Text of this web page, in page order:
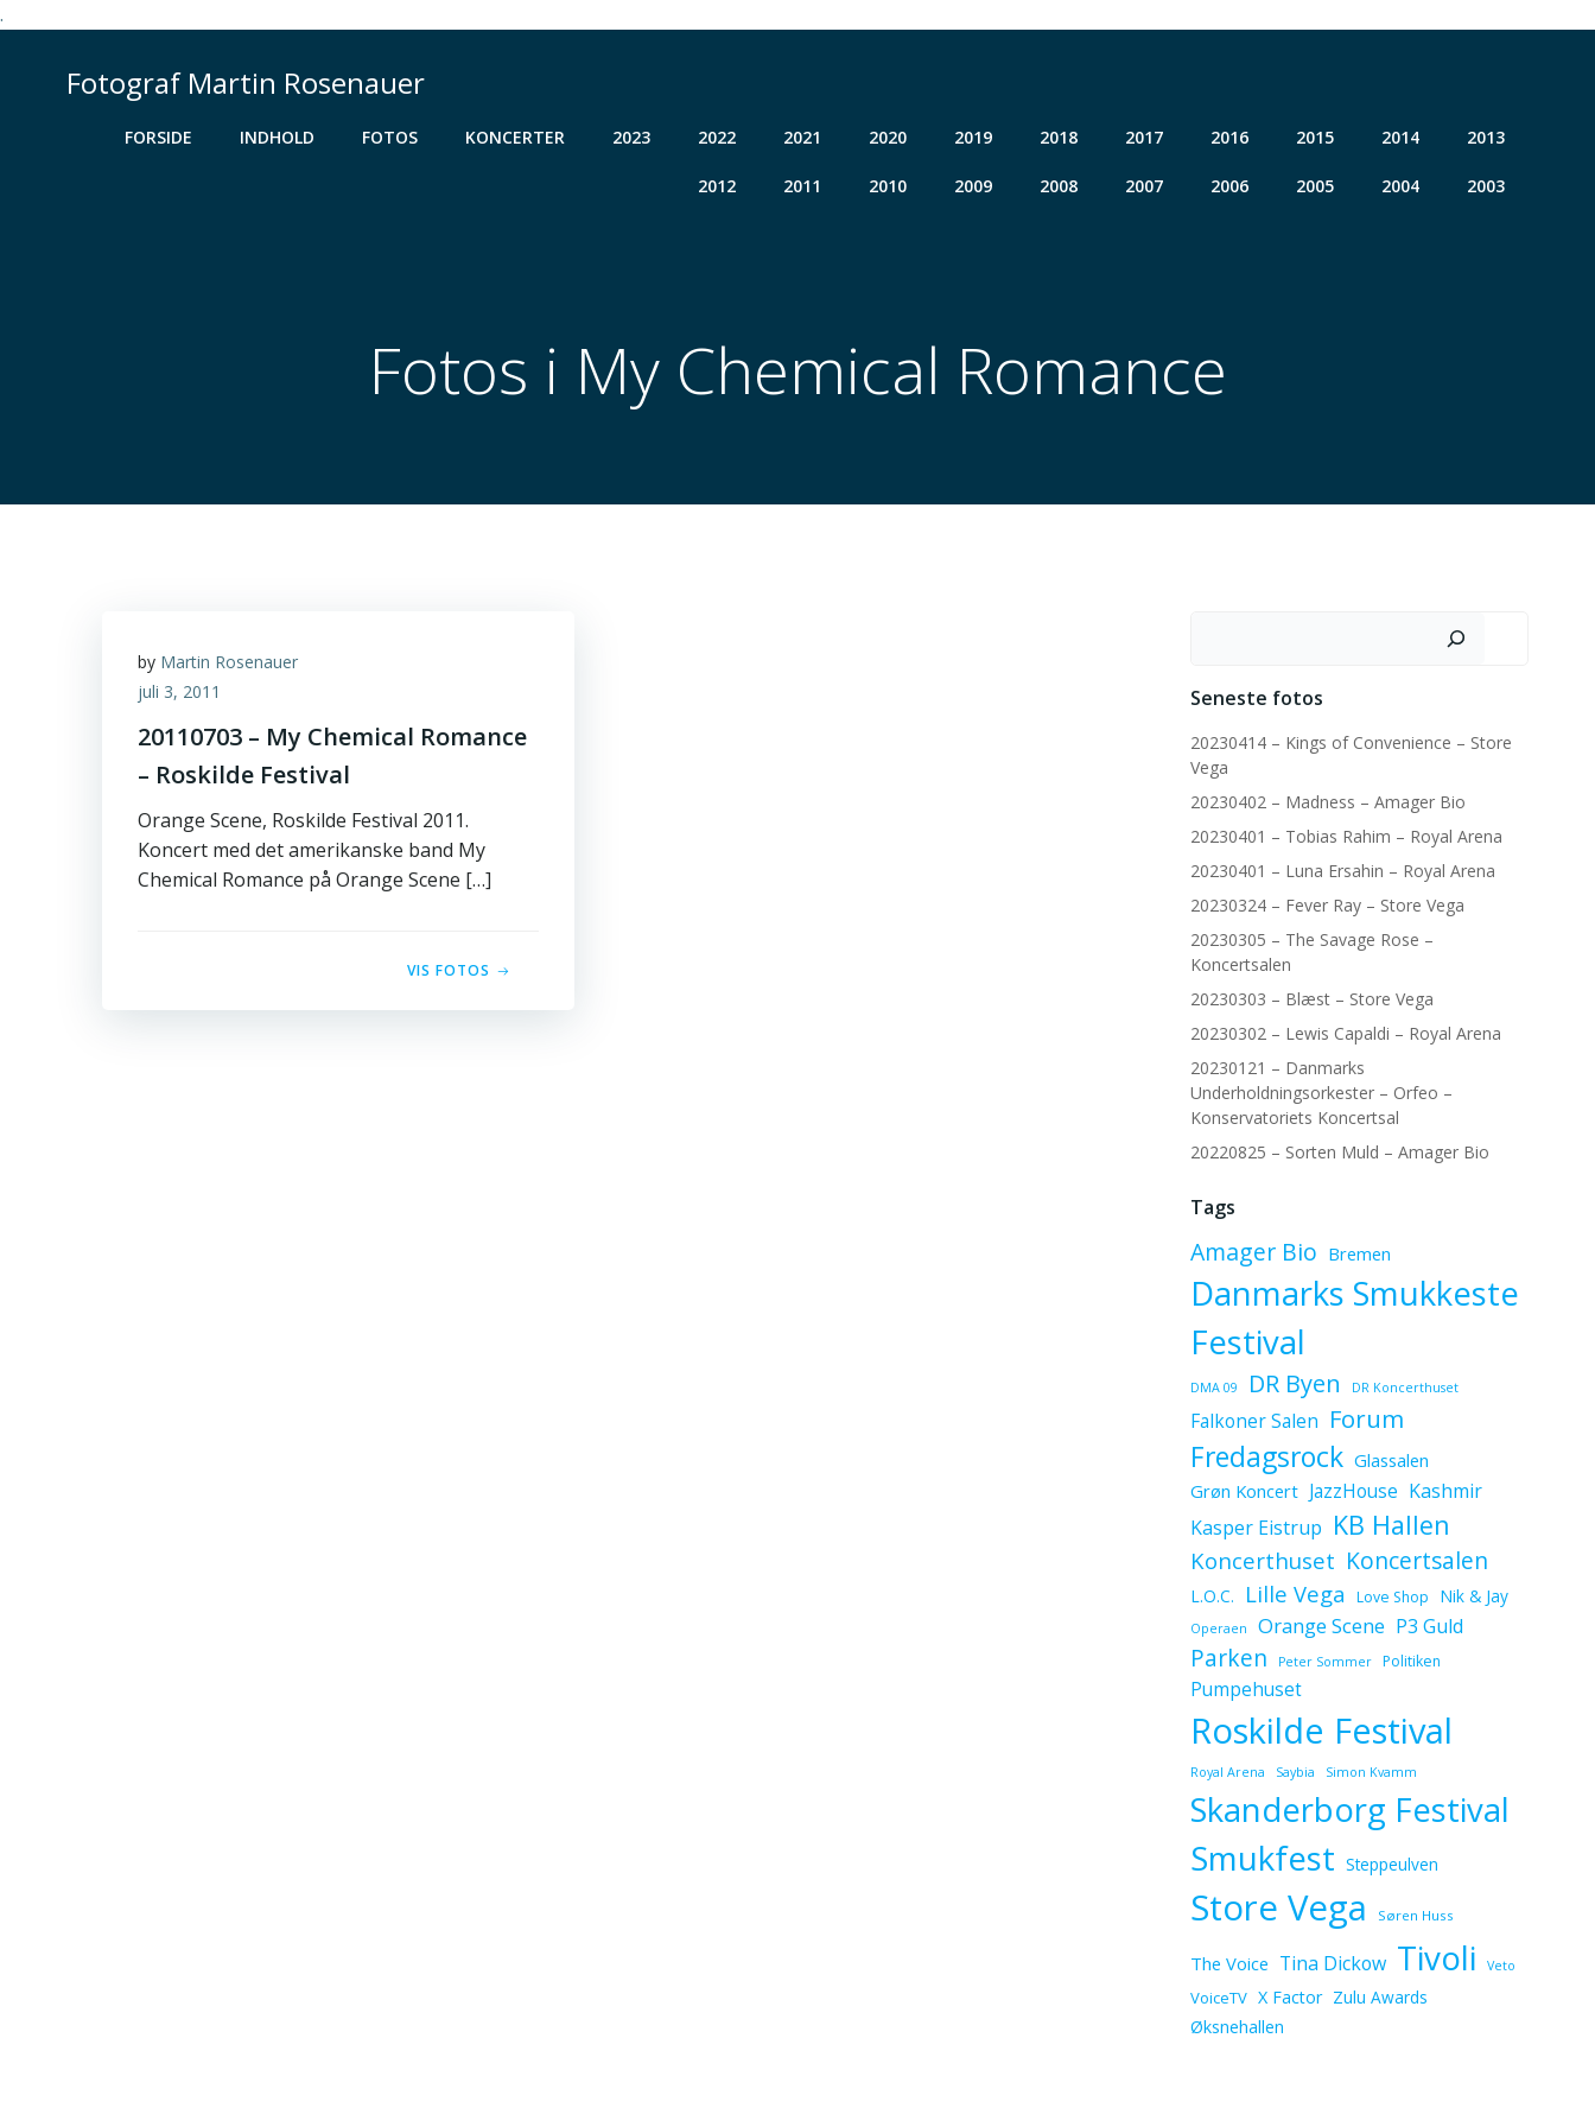
.
Fotograf Martin Rosenauer
FORSIDE INDHOLD FOTOS KONCERTER 2023 2022 2021 2020 2019 2018 2017 2016 2015 2014 2013
2012 2011 2010 2009 2008 2007 2006 2005 2004 2003
Fotos i My Chemical Romance
by Martin Rosenauer
juli 3, 2011
20110703 – My Chemical Romance
– Roskilde Festival
Orange Scene, Roskilde Festival 2011.
Koncert med det amerikanske band My
Chemical Romance på Orange Scene […]
VIS FOTOS
Seneste fotos
20230414 – Kings of Convenience – Store
Vega
20230402 – Madness – Amager Bio
20230401 – Tobias Rahim – Royal Arena
20230401 – Luna Ersahin – Royal Arena
20230324 – Fever Ray – Store Vega
20230305 – The Savage Rose –
Koncertsalen
20230303 – Blæst – Store Vega
20230302 – Lewis Capaldi – Royal Arena
20230121 – Danmarks
Underholdningsorkester – Orfeo –
Konservatoriets Koncertsal
20220825 – Sorten Muld – Amager Bio
Tags
Amager Bio Bremen
Danmarks Smukkeste
Festival
DMA 09 DR Byen DR Koncerthuset
Falkoner Salen Forum
Fredagsrock Glassalen
Grøn Koncert JazzHouse Kashmir
Kasper Eistrup KB Hallen
Koncerthuset Koncertsalen
L.O.C. Lille Vega Love Shop Nik & Jay
Operaen Orange Scene P3 Guld
Parken Peter Sommer Politiken
Pumpehuset
Roskilde Festival
Royal Arena Saybia Simon Kvamm
Skanderborg Festival
Smukfest Steppeulven
Store Vega Søren Huss
The Voice Tina Dickow Tivoli Veto
VoiceTV X Factor Zulu Awards
Øksnehallen